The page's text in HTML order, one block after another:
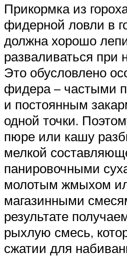
Прикормка из
фидерной ловли в
должна хорошо
разваливаться при
Это обусловлено
фидера – частыми
и постоянным
одной точки.
пюре или кашу
мелкой
панировочными
молотым жмыхом
магазинными
результате
рыхлую смесь,
сжатии для